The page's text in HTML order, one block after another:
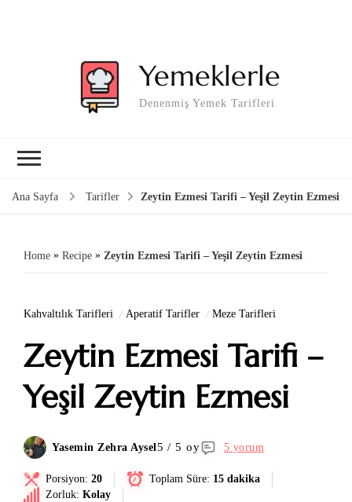
Yemeklerle
Denenmiş Yemek Tarifleri
Ana Sayfa Tarifler Zeytin Ezmesi Tarifi – Yeşil Zeytin Ezmesi
Home » Recipe » Zeytin Ezmesi Tarifi – Yeşil Zeytin Ezmesi
Kahvaltılık Tarifleri Aperatif Tarifler Meze Tarifleri
Zeytin Ezmesi Tarifi –
Yeşil Zeytin Ezmesi
Yasemin Zehra Aysel 5 / 5 oy 5 yorum
Porsiyon: 20 Toplam Süre: 15 dakika
Zorluk: Kolay